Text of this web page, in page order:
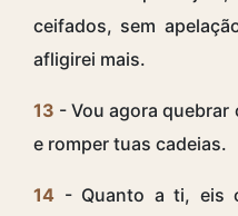
ceifados, sem
afligirei mais.
13 - Vou agora quebrar
e romper tuas cadeias.
14 - Quanto a ti, eis